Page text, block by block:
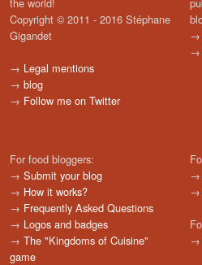
Copyright © 2011 - 2016 Stéphane
Gigandet
→ Legal mentions
→ blog
→ Follow me on Twitter
→
→
For food bloggers:
→ Submit your blog
→ How it works?
→ Frequently Asked Questions
→ Logos and badges
→ The "Kingdoms of Cuisine"
game
→
→
→